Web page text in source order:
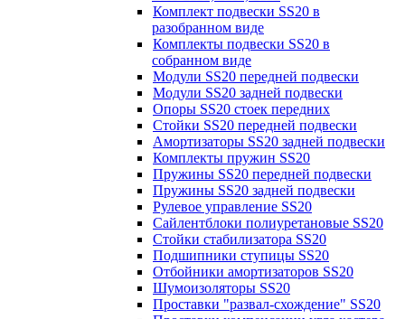
Комплект подвески SS20 в
разобранном виде
Комплекты подвески SS20 в
собранном виде
Модули SS20 передней подвески
Модули SS20 задней подвески
Опоры SS20 стоек передних
Стойки SS20 передней подвески
Амортизаторы SS20 задней подвески
Комплекты пружин SS20
Пружины SS20 передней подвески
Пружины SS20 задней подвески
Рулевое управление SS20
Сайлентблоки полиуретановые SS20
Стойки стабилизатора SS20
Подшипники ступицы SS20
Отбойники амортизаторов SS20
Шумоизоляторы SS20
Проставки "развал-схождение" SS20